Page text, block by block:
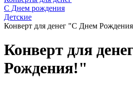
С Днем рождения
Детские
Конверт для денег "С Днем
Конверт для
Рождения!"